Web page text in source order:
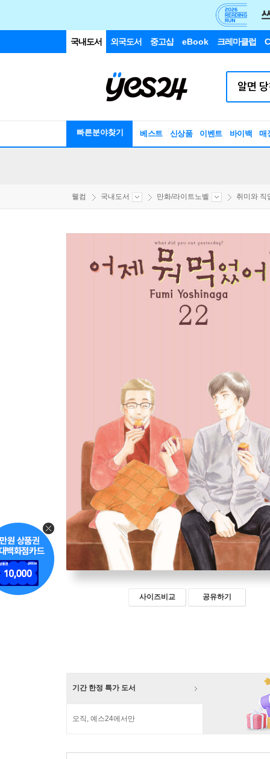
국내도서 외국도서 중고샵 eBook 크레마클럽
빠른분야찾기 베스트 신상품 이벤트 바이백 매
웰컴 국내도서 만화/라이트노벨 취미와 직
사이즈비교 공유하기
기간 한정 특가 도서
오직, 예스24에서만